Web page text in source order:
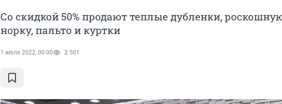
Со скидкой 50% продают теплые дубленки,
норку, пальто и куртки
1 июля 2022, 00:00 2 501